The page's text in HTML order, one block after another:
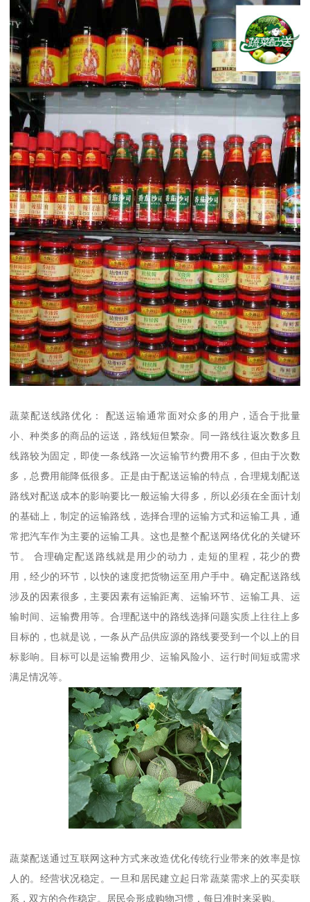
蔬菜配送线路优化： 配送运输通常面对众多的用户，适合于批量
小、种类多的商品的运送，路线短但繁杂。同一路线往返次数多且
线路较为固定，即使一条线路一次运输节约费用不多，但由于次数
多，总费用能降低很多。正是由于配送运输的特点，合理规划配送
路线对配送成本的影响要比一般运输大得多，所以必须在全面计划
的基础上，制定的运输路线，选择合理的运输方式和运输工具，通
常把汽车作为主要的运输工具。这也是整个配送网络优化的关键环
节。 合理确定配送路线就是用少的动力，走短的里程，花少的费
用，经少的环节，以快的速度把货物运至用户手中。确定配送路线
涉及的因素很多，主要因素有运输距离、运输环节、运输工具、运
输时间、运输费用等。合理配送中的路线选择问题实质上往往上多
目标的，也就是说，一条从产品供应源的路线要受到一个以上的目
标影响。目标可以是运输费用少、运输风险小、运行时间短或需求
满足情况等。
蔬菜配送通过互联网这种方式来改造优化传统行业带来的效率是惊
人的。经营状况稳定。一旦和居民建立起日常蔬菜需求上的买卖联
系，双方的合作稳定。居民会形成购物习惯，每日准时来采购。